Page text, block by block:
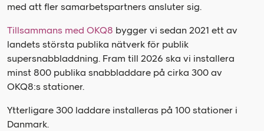
med att fler samarbetspartners ansluter sig.
Tillsammans med OKQ8 bygger vi sedan 2021 ett av
landets största publika nätverk för publik
supersnabbladdning. Fram till 2026 ska vi installera
minst 800 publika snabbladdare på cirka 300 av
OKQ8:s stationer.
Ytterligare 300 laddare installeras på 100 stationer i
Danmark.